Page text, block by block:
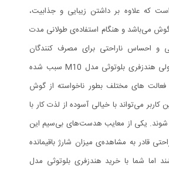
که علاوه بر داشتن زیبایی و جذابیت،
گوش می‌باشد و هنگام استفاده‌ی طولانی مدت
و احساس ناراحتی برای مصرف کنندگان
نمی‌شود. طراحی اصولی هندزفری بلوتوثی مدل M10 سبب شده
فعالت های مختلف بطور ناخواسته از گوش
کاربر می‌تواند با خیالی آسوده از لذت کار با
شوند. یکی از معایب هدست‌های بی‌سیم این
قادر به مشاهده‌ی میزان شارژ باقیمانده
اما شما با خرید هندزفری بلوتوثی مدل